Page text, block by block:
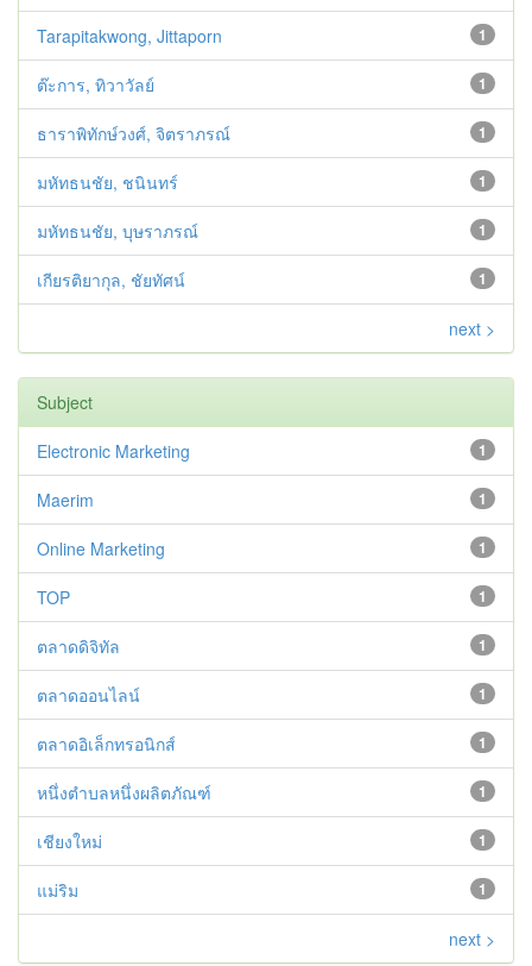
1
Tarapitakwong, Jittaporn
1
ต๊ะการ, ทิวาวัลย์
1
ธาราพิทักษ์วงศ์, จิตราภรณ์
1
มหัทธนชัย, ชนินทร์
1
มหัทธนชัย, บุษราภรณ์
1
เกียรติยากุล, ชัยทัศน์
next >
Subject
1
Electronic Marketing
1
Maerim
1
Online Marketing
1
TOP
1
ตลาดดิจิทัล
1
ตลาดออนไลน์
1
ตลาดอิเล็กทรอนิกส์
1
หนึ่งตำบลหนึ่งผลิตภัณฑ์
1
เชียงใหม่
1
แม่ริม
next >